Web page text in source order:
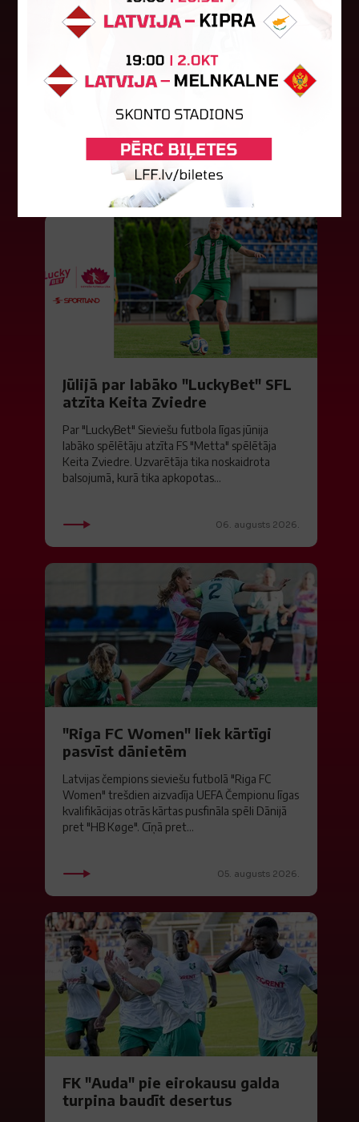
"Riga FC" iegūst handikapu, RFS
būs jāatspēlējas
Ceturtdienas vakarā savas spēles UEFA
Konferences līgas kvalifikācijas trešajā kārtā
aizvadīja divi Latvijas klubi. FC RFS izbraukumā ar
06. augusts 2026.
Jūlijā par labāko "LuckyBet" SFL
atzīta Keita Zviedre
Par "LuckyBet" Sieviešu futbola līgas jūnija
labāko spēlētāju atzīta FS "Metta" spēlētāja
Keita Zviedre. Uzvarētāja tika noskaidrota
balsojumā, kurā tika apkopotas...
06. augusts 2026.
"Riga FC Women" liek kārtīgi
pasvīst dānietēm
Latvijas čempions sieviešu futbolā "Riga FC
Women" trešdien aizvadīja UEFA Čempionu līgas
kvalifikācijas otrās kārtas pusfināla spēli Dānijā
pret "HB Køge". Cīņā pret...
05. augusts 2026.
FK "Auda" pie eirokausu galda
turpina baudīt desertus